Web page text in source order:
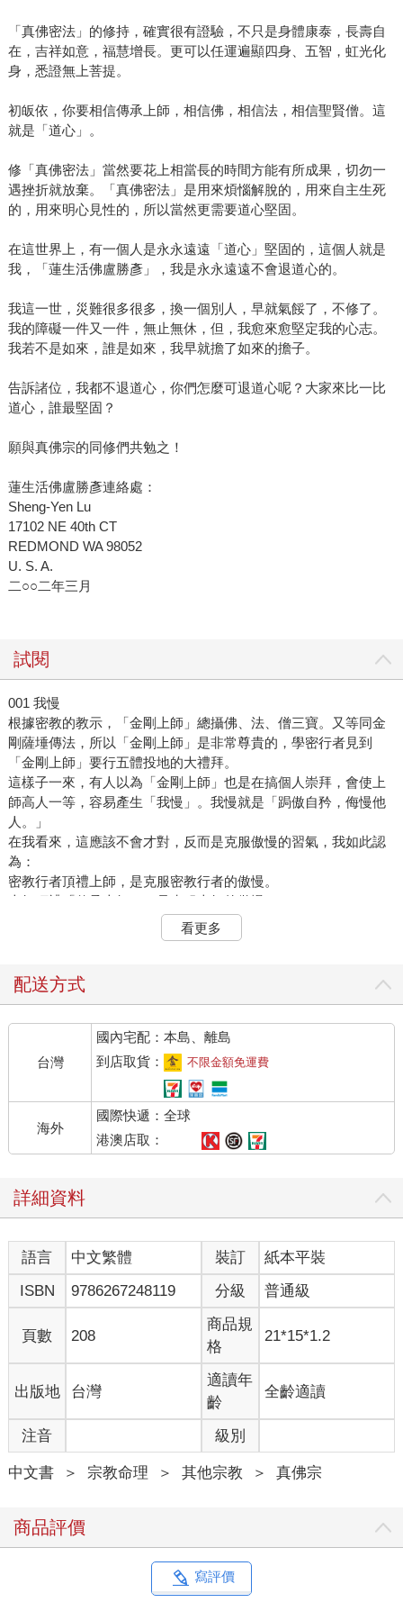
「真佛密法」的修持，確實很有證驗，不只是身體康泰，長壽自
在，吉祥如意，福慧增長。更可以任運遍顯四身、五智，虹光化
身，悉證無上菩提。
初皈依，你要相信傳承上師，相信佛，相信法，相信聖賢僧。這
就是「道心」。
修「真佛密法」當然要花上相當長的時間方能有所成果，切勿一
遇挫折就放棄。「真佛密法」是用來煩惱解脫的，用來自主生死
的，用來明心見性的，所以當然更需要道心堅固。
在這世界上，有一個人是永永遠遠「道心」堅固的，這個人就是
我，「蓮生活佛盧勝彥」，我是永永遠遠不會退道心的。
我這一世，災難很多很多，換一個別人，早就氣餒了，不修了。
我的障礙一件又一件，無止無休，但，我愈來愈堅定我的心志。
我若不是如來，誰是如來，我早就擔了如來的擔子。
告訴諸位，我都不退道心，你們怎麼可退道心呢？大家來比一比
道心，誰最堅固？
願與真佛宗的同修們共勉之！
蓮生活佛盧勝彥連絡處：
Sheng-Yen Lu
17102 NE 40th CT
REDMOND WA 98052
U. S. A.
二○○二年三月
試閱
001 我慢
根據密教的教示，「金剛上師」總攝佛、法、僧三寶。又等同金
剛薩埵傳法，所以「金剛上師」是非常尊貴的，學密行者見到
「金剛上師」要行五體投地的大禮拜。
這樣子一來，有人以為「金剛上師」也是在搞個人崇拜，會使上
師高人一等，容易產生「我慢」。我慢就是「跼傲自矜，侮慢他
人。」
在我看來，這應該不會才對，反而是克服傲慢的習氣，我如此認
為：
密教行者頂禮上師，是克服密教行者的傲慢。
上師頂禮「傳承上師」，是克服上師的傲慢。
傳承上師頂禮祖師，是克服傳承上師的傲慢。
這個順序正是行者頂禮上師，上師頂禮我，我又頂禮吐登達爾吉
我雖是蓮生活佛盧勝彥，是蓮花童子化身，是阿彌陀佛化身。管
者，看見自己的皈依師父，一定要下跪頂禮，修行人先要降伏自
己的「我慢」。
釋迦牟尼佛說：
「我慢心」不除，就算修禪定成就，必淪為阿修羅王或是魔王。
真佛行者，要記住：
克服我慢，是佛。
貢高我慢，是魔。
002 出家
我歡迎有志修行的人出家，出家的意義是能夠更專心的修行，更
專職的弘法。原則上，出家也即是身心奉獻給「釋迦牟尼佛」，
我們當然要讚嘆這種清淨的梵行。
然而，也不是人人都有出家的因緣，所以也不勉強一定要出家。
修行人在家也可以修，一切自然就是好的。也就是，你出家也
好，不出家也好。
在「真佛宗」，如果想出家，你要考慮三點：
一、個人是否有殘障惡疾？有精神疾病？有德行污點？
二、父母或配偶是否同意？
三、是否能忍受淡泊單調孤寂的修行生涯？
我想了想，這三點應該是最重要的，想清楚了，才可以出家。
如果出了家，覺得性向不合，你是可以「還俗」的，因為這一切
根本是自由的，沒有人可以阻止你「還俗」，你只要蓄了髮，脫
「真佛密法」吧！因為你只是不想專職而已！
我說出家是大丈夫事，但，在家居士修大成就者，更是了不起
看更多
配送方式
台灣
國內宅配：本島、離島
到店取貨：
不限金額免運費
海外
國際快遞：全球
港澳店取：
詳細資料
語言 中文繁體 裝訂
紙本平裝
ISBN
9786267248119 分級 普通級
頁數 208
商品規
格
21*15*1.2
出版地 台灣
適讀年
齡
全齡適讀
注音 級別
中文書 ＞ 宗教命理 ＞ 其他宗教 ＞ 真佛宗
商品評價
寫評價